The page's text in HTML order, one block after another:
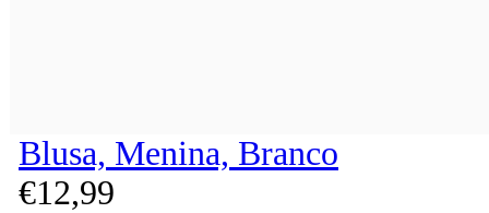
Blusa, Menina, Branco
€12,99